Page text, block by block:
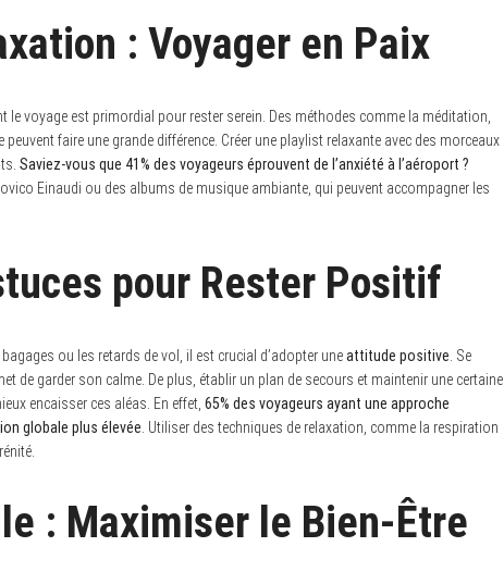
: Voyager en Paix
le voyage est primordial pour rester serein. Des méthodes comme la méditation,
faire une grande différence. Créer une playlist relaxante avec des morceaux
Saviez-vous que 41% des voyageurs éprouvent de l’anxiété à l’aéroport ?
Einaudi ou des albums de musique ambiante, qui peuvent accompagner les
pour Rester Positif
ou les retards de vol, il est crucial d’adopter uneattitude positive . Se
de garder son calme. De plus, établir un plan de secours et maintenir une certaine
encaisser ces aléas. En effet, 65% des voyageurs ayant une approche
globale plus élevée . Utiliser des techniques de relaxation, comme la respiration
: Maximiser le Bien-Être